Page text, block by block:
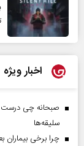
اخبار ویژه
سلیقه‌ها
چرا برخی بیماران